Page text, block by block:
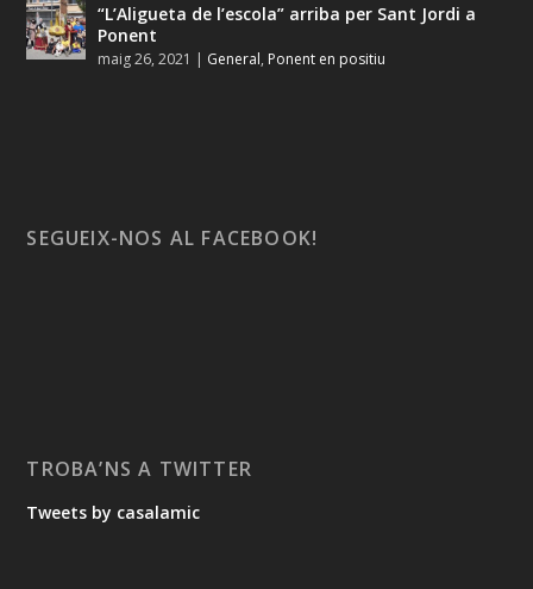
“L’Aligueta de l’escola” arriba per Sant Jordi a
Ponent
maig 26, 2021 | General, Ponent en positiu
SEGUEIX-NOS AL FACEBOOK!
TROBA’NS A TWITTER
Tweets by casalamic